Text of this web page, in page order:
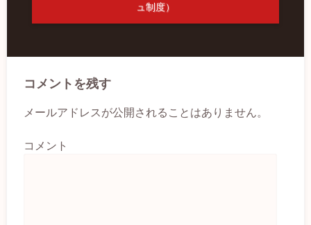
ュ制度）
コメントを残す
メールアドレスが公開されることはありません。
コメント